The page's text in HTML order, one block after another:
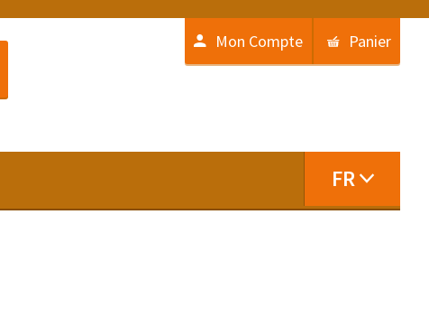
Mon Compte Panier
FR